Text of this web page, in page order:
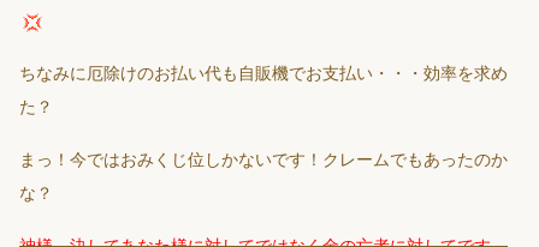
ちなみに厄除けのお払い代も自販機でお支払い・・・効率を求め
た？
まっ！今ではおみくじ位しかないです！クレームでもあったのか
な？